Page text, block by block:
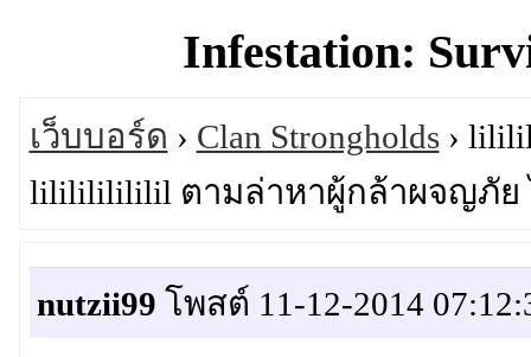
Infestation:
เว็บบอร์ด › Clan Strongholds›
lililililililil ตามล่าหาผู้กล้าผจญภัย
nutzii99 โพสต์ 11-12-2014